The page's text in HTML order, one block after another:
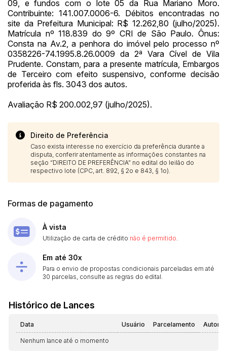
09, e fundos com o lote 05 da Rua Mariano Moro.
Contribuinte: 141.007.0006-6. Débitos encontradas no
site da Prefeitura Municipal: R$ 12.262,80 (julho/2025).
Matrícula nº 118.839 do 9º CRI de São Paulo. Ônus:
Consta na Av.2, a penhora do imóvel pelo processo nº
0358226-74.1995.8.26.0009 da 2ª Vara Cível de Vila
Prudente. Constam, para a presente matrícula, Embargos
de Terceiro com efeito suspensivo, conforme decisão
proferida às fls. 3043 dos autos.
Avaliação R$ 200.002,97 (julho/2025).
Direito de Preferência
Caso exista interesse no exercício da preferência durante a
disputa, conferir atentamente as informações constantes na
seção “DIREITO DE PREFERÊNCIA” no edital do leilão do
respectivo lote (CPC, art. 892, § 2o e 843, § 1o).
Formas de pagamento
À vista
Utilização de carta de crédito não é permitido
Em até 30x
Para o envio de propostas condicionais parceladas em até
30 parcelas, consulte as regras do edital.
Histórico de Lances
Data Usuário Parcelamento
Nenhum lance até o momento
(Art. 895, CPC)
Data Usuário Valor
14/04/2025 18:43:11 TIAGOFELIPE R$ 1,00
14/04/2025 18:43:11 TIAGOFELIPE R$ 1,00
14/04/2025 18:43:11 TIAGOFELIPE R$ 1,00
Clique aqui para fazer login